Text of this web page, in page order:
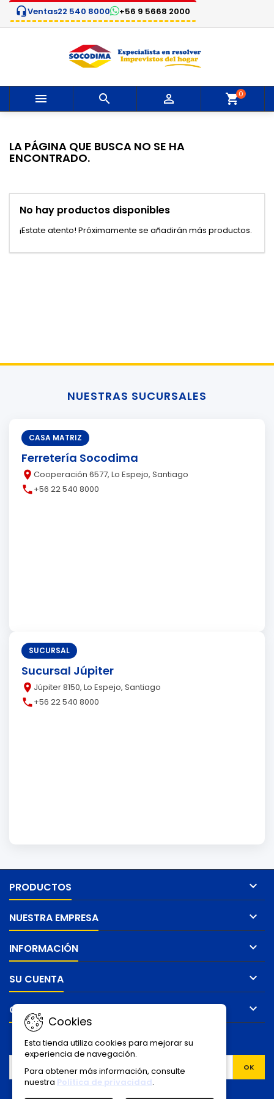
headset_micVentas22 540 8000 +56 9 5668 2000
   0
LA PÁGINA QUE BUSCA NO SE HA
ENCONTRADO.
No hay productos disponibles
¡Estate atento! Próximamente se añadirán más productos.
NUESTRAS SUCURSALES
CASA MATRIZ
Ferretería Socodima
place Cooperación 6577, Lo Espejo, Santiago
call+56 22 540 8000
SUCURSAL
Sucursal Júpiter
place Júpiter 8150, Lo Espejo, Santiago
call+56 22 540 8000
PRODUCTOS 
NUESTRA EMPRESA 
INFORMACIÓN 
SU CUENTA 
CONTACTO 
Mi lista de deseos ×
Crear nueva lista
((modalTitle)) ×
((confirmMessage))
((cancelText)) ((modalDeleteText))
Crear lista de deseos ×
Nombre de la lista de deseos
Iniciar sesión ×
Debe iniciar sesión para guardar productos en su
lista de deseos.
Iniciar sesión
Cookies
Esta tienda utiliza cookies para mejorar su
experiencia de navegación.
Para obtener más información, consulte
nuestra Política de privacidad.
BOLETÍN